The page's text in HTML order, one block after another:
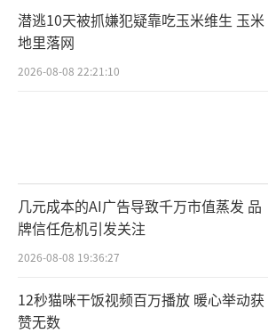
潜逃10天被抓嫌犯疑靠吃玉米维生 玉米
地里落网
2026-08-08 22:21:10
几元成本的AI广告导致千万市值蒸发 品
牌信任危机引发关注
2026-08-08 19:36:27
12秒猫咪干饭视频百万播放 暖心举动获
赞无数